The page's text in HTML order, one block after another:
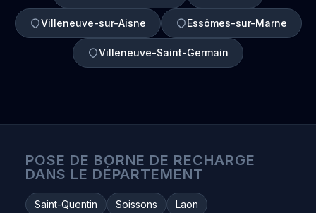
Villeneuve-sur-Aisne Essômes-sur-Marne
Villeneuve-Saint-Germain
POSE DE BORNE DE RECHARGE
DANS LE DÉPARTEMENT
Saint-Quentin Soissons
Laon